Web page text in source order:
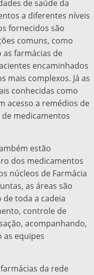
de saúde da
a diferentes níveis
fornecidos são
comuns, como
farmácias de
encaminhados
mais complexos. Já as
conhecidas como
acesso a remédios de
medicamentos
estão
dos medicamentos
núcleos de Farmácia
as áreas são
toda a cadeia
controle de
acompanhando,
as equipes
da rede